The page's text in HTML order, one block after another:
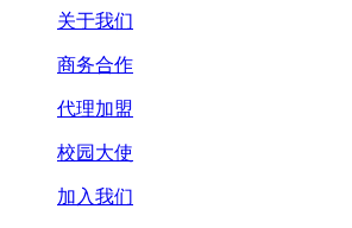
关于我们
商务合作
代理加盟
校园大使
加入我们